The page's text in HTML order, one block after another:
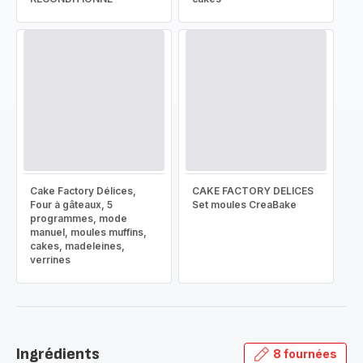
Cake Factory Délices,
Four à gâteaux, 5
programmes, mode
manuel, moules muffins,
cakes, madeleines,
verrines
CAKE FACTORY DELICES
Set moules CreaBake
Ingrédients 8 fournées